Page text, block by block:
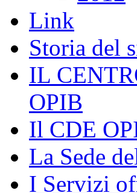
Link
Storia del
IL
OPIB
Il CDE
La Sede
I Servizi